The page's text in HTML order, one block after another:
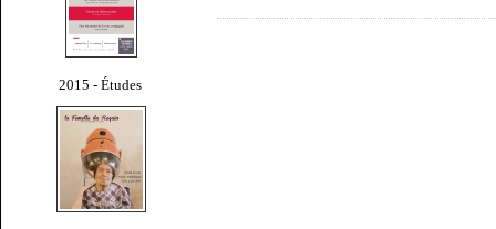
2015 - Études